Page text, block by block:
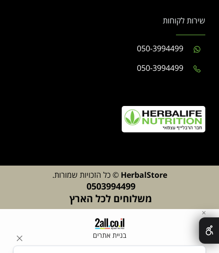
שירות לקוחות
HerbalStore © כל הזכויות שמורות.
0503994499
משלוחים לכל הארץ
בניית אתרים
✕